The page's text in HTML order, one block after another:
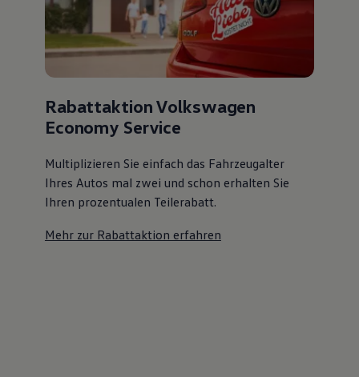
Rabattaktion Volkswagen
Economy Service
Multiplizieren Sie einfach das Fahrzeugalter
Ihres Autos mal zwei und schon erhalten Sie
Ihren prozentualen Teilerabatt.
Mehr zur Rabattaktion erfahren